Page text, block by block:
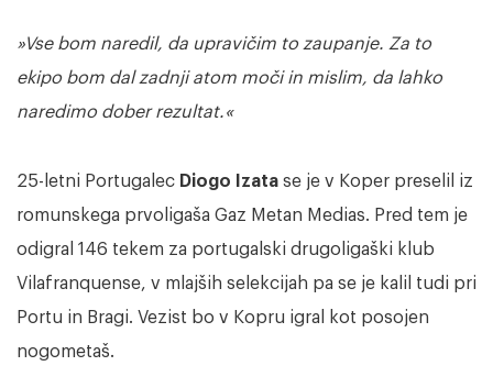
»Vse bom naredil, da upravičim to zaupanje. Za to
ekipo bom dal zadnji atom moči in mislim, da lahko
naredimo dober rezultat.«
25-letni Portugalec Diogo Izata se je v Koper preselil iz
romunskega prvoligaša Gaz Metan Medias. Pred tem je
odigral 146 tekem za portugalski drugoligaški klub
Vilafranquense, v mlajših selekcijah pa se je kalil tudi pri
Portu in Bragi. Vezist bo v Kopru igral kot posojen
nogometaš.